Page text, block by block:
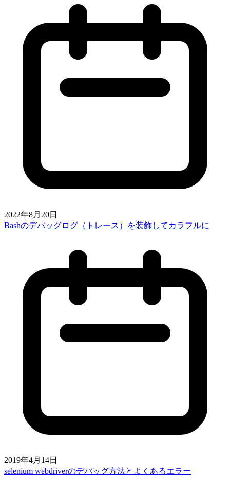
2022年8月20日
Bashのデバッグログ（トレース）を装飾してカラフルに
2019年4月14日
selenium webdriverのデバッグ方法とよくあるエラー